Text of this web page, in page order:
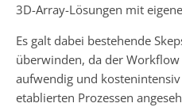
3D-Array-Lösungen mit
Es galt dabei bestehende
überwinden, da der
aufwendig und
etablierten Prozessen